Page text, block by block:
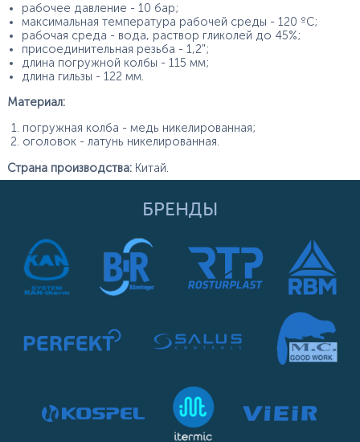
рабочее давление - 10 бар;
максимальная температура рабочей среды - 120 ºС;
рабочая среда - вода, раствор гликолей до 45%;
присоединительная резьба - 1,2";
длина погружной колбы - 115 мм;
длина гильзы - 122 мм.
Материал:
погружная колба - медь никелированная;
оголовок - латунь никелированная.
Страна производства:Китай.
БРЕНДЫ